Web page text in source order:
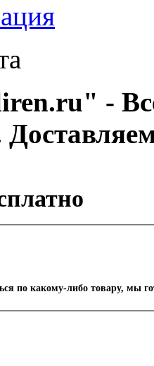
-
по какому-либо товару, мы